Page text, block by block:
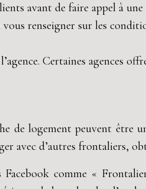
avant de faire appel à
vous renseigner sur les
Certaines agences
de logement peuvent être
avec d’autres frontaliers,
comme «